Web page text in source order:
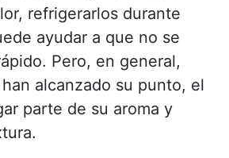
refrigerarlos durante
ayudar a que no se
Pero, en general,
alcanzado su punto, el
parte de su aroma y